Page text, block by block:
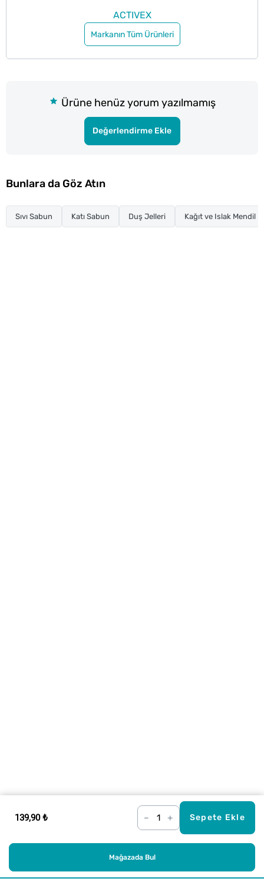
139,90 ₺ – + Sepete Ekle
Mağazada Bul
ACTIVEX
Markanın Tüm Ürünleri
Ürüne henüz yorum yazılmamış
Değerlendirme Ekle
Bunlara da Göz Atın
Sıvı Sabun Katı Sabun Duş Jelleri Kağıt ve Islak Mendil